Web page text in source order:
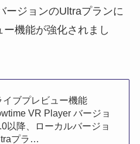
ージョンのUltraプランに
機能が強化されまし
イブプレビュー機能
VR Player バージョ
以降、ローカルバージョ
プラ…